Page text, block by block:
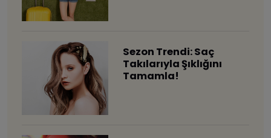
Sezon Trendi: Saç
Takılarıyla Şıklığını
Tamamla!